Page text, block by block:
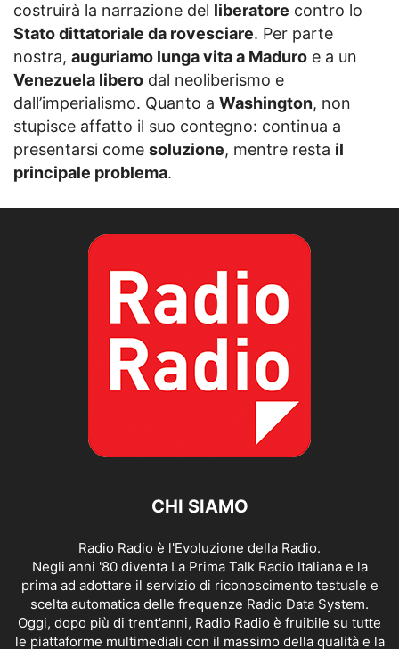
costruirà la narrazione del liberatore contro lo
Stato dittatoriale da rovesciare. Per parte
nostra, auguriamo lunga vita a Maduro e a un
Venezuela libero dal neoliberismo e
dall’imperialismo. Quanto a Washington, non
stupisce affatto il suo contegno: continua a
presentarsi come soluzione, mentre resta il
principale problema.
CHI SIAMO
Radio Radio è l'Evoluzione della Radio.
Negli anni '80 diventa La Prima Talk Radio Italiana e la
prima ad adottare il servizio di riconoscimento testuale e
scelta automatica delle frequenze Radio Data System.
Oggi, dopo più di trent'anni, Radio Radio è fruibile su tutte
le piattaforme multimediali con il massimo della qualità e la